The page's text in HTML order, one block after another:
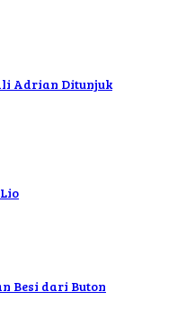
Adrian Ditunjuk
Besi dari Buton